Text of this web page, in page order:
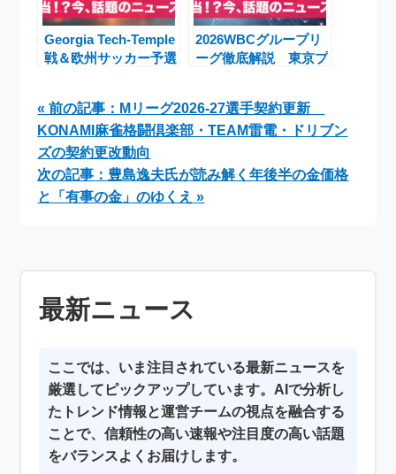
Georgia Tech-Temple
戦＆欧州サッカー予選
ント
2026WBCグループリ
ーグ徹底解説 東京プ
の行方
« 前の記事：Mリーグ2026-27選手契約更新
KONAMI麻雀格闘倶楽部・TEAM雷電・ドリブン
ズの契約更改動向
次の記事：豊島逸夫氏が読み解く年後半の金価格
と「有事の金」のゆくえ »
最新ニュース
ここでは、いま注目されている最新ニュースを
厳選してピックアップしています。AIで分析し
たトレンド情報と運営チームの視点を融合する
ことで、信頼性の高い速報や注目度の高い話題
をバランスよくお届けします。